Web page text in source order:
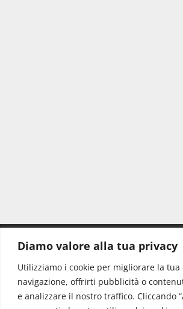
Diamo valore alla tua privacy
Utilizziamo i cookie per migliorare la tua
navigazione, offrirti pubblicità o
e analizzare il nostro traffico. Cliccando
Redazione:
Direttore: